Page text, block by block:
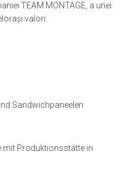
TEAM MONTAGE, a unei
valori.
Sandwichpaneelen
mit Produktionsstätte in